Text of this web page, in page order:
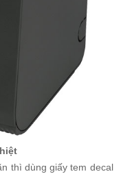
thì dùng giấy tem decal